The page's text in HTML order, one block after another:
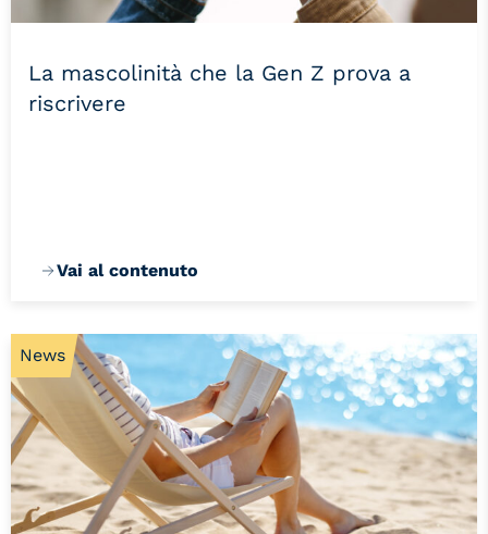
La mascolinità che la Gen Z prova a
riscrivere
Vai al contenuto
News